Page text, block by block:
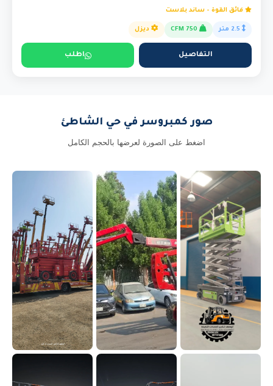
فائق القوة - ساند بلاست
ديزل
التفاصيل اطلب
صور كمبروسر في حي الشاطئ
اضغط على الصورة لعرضها بالحجم الكامل